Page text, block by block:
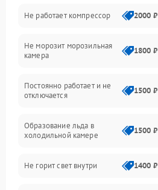
Электропитание
Дренаж
Не работает компрессор 2000 ₽
Не морозит морозильная
камера
1800 ₽
Постоянно работает и не
отключается
1500 ₽
Образование льда в
холодильной камере
1500 ₽
Не горит свет внутри 1400 ₽